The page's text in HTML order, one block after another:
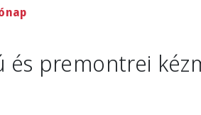
és premontrei